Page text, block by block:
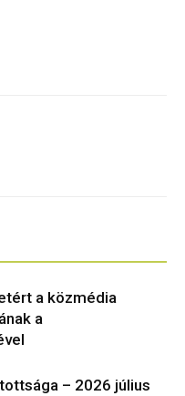
a közmédia
a
– 2026 július